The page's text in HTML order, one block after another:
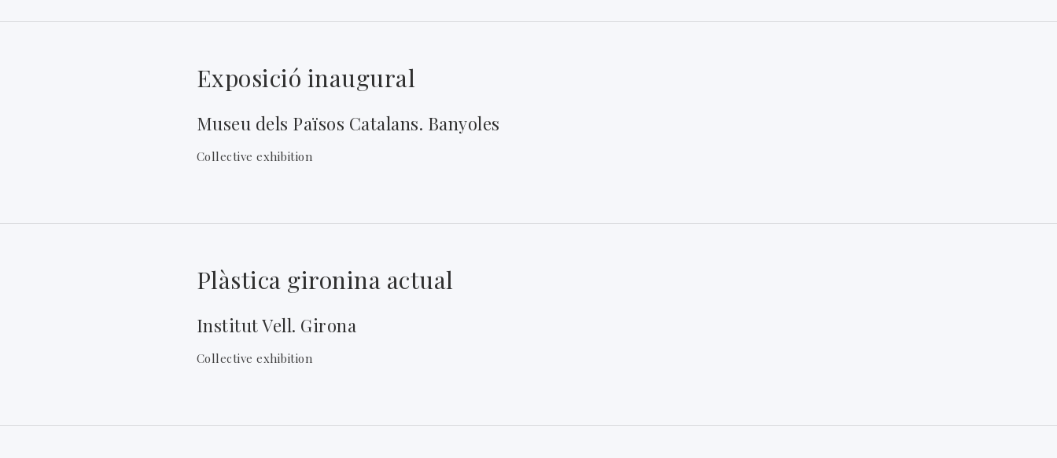
Exposició inaugural
Museu dels Països Catalans. Banyoles
Collective exhibition
Plàstica gironina actual
Institut Vell. Girona
Collective exhibition